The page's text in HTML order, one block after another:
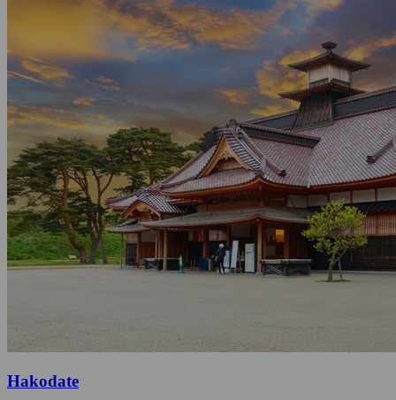
Hakodate